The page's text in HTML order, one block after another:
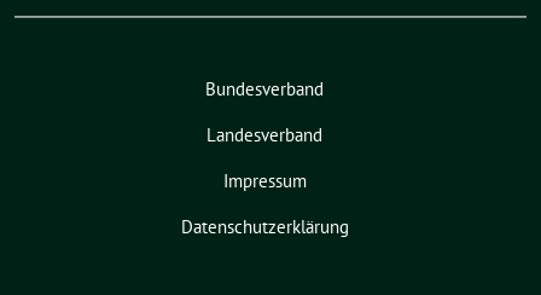
Bundesverband
Landesverband
Impressum
Datenschutzerklärung